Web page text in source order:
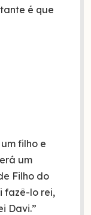
é que
filho e
um
Filho do
fazê-lo rei,
Davi.”